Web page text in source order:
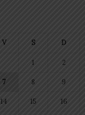
V S D
1 2
7 8 9
14 15 16